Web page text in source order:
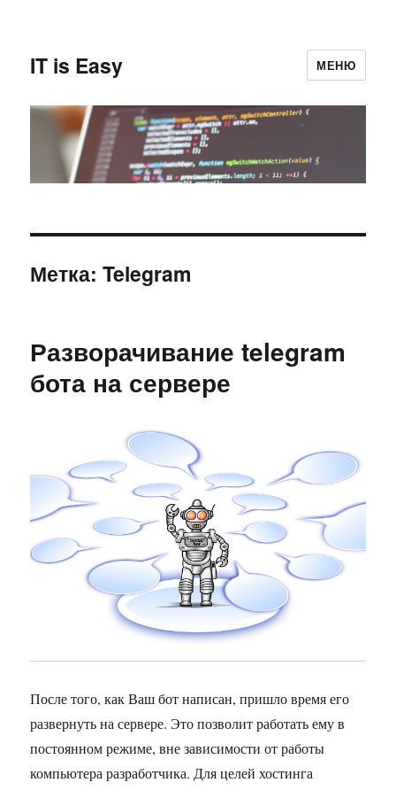
IT is Easy МЕНЮ
Метка:Telegram
Разворачивание telegram
бота на сервере
После того, как Ваш бот написан, пришло время его
развернуть на сервере. Это позволит работать ему в
постоянном режиме, вне зависимости от работы
компьютера разработчика. Для целей хостинга